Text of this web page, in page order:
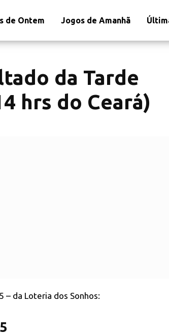
de Ontem Jogos de Amanhã
da Tarde
hrs do Ceará)
– da Loteria dos Sonhos: